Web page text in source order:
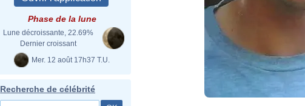
Phase de la lune
Lune décroissante, 22.69%
Dernier croissant
Mer. 12 août 17h37 T.U.
Recherche de célébrité